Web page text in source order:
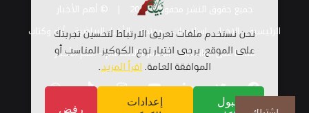
جميع حقوق النشر محفوظة 2026 |
الرئيسية
الاخبار اسلاميات مجتمع الأخبار الرياضية أراء وكتاب
قناتنا على الواتساب استمارة الانضمام – أهم الأخبار
فيسبوكتويتر لينكدإنيوتيوبانستقرامTikTokواتساب
نحن نستخدم ملفات تعريف الارتباط لتحسين تجربتك
على الموقع. يرجى اختيار نوع الكوكيز المناسب أو
الموافقة العامة.اقرأ المزيد.
قبول
إعدادات
رفض